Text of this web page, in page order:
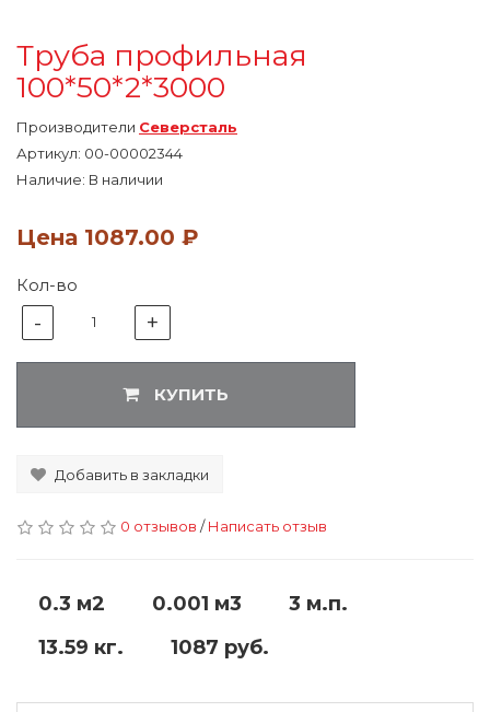
Труба профильная
100*50*2*3000
Производители Северсталь
Артикул: 00-00002344
Наличие: В наличии
Цена 1087.00 ₽
Кол-во
- 1 +
КУПИТЬ
Добавить в закладки
0 отзывов /Написать отзыв
0.3 м2 0.001 м3
3 м.п.
13.59 кг.
1087 руб.